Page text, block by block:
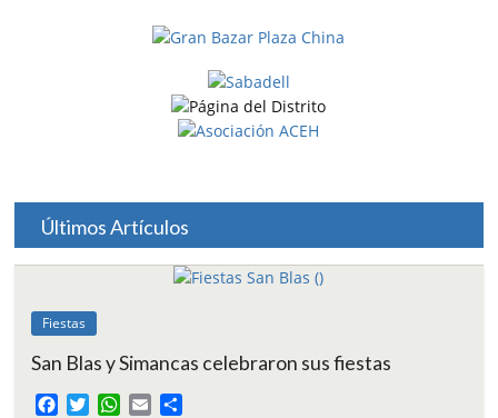
Últimos Artículos
Fiestas
San Blas y Simancas celebraron sus fiestas
W